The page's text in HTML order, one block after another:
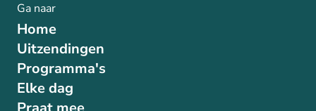
Ga naar
Home
Uitzendingen
Programma's
Elke dag